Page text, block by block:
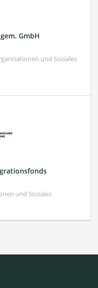
GmbH
und Soziales
und Soziales